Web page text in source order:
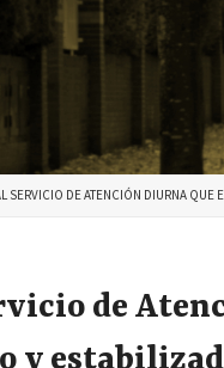
aquí
SERVICIO DE ATENCIÓN DIURNA QUE
de